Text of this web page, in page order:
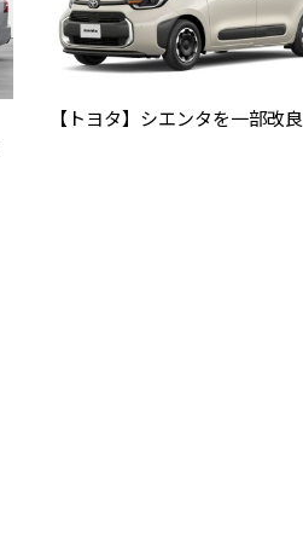
【トヨタ】シエンタを一部改良